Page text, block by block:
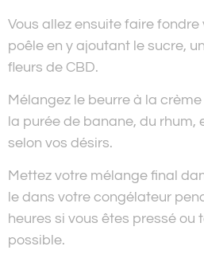
Vous allez ensuite faire
poêle en y ajoutant le sucre,
fleurs de CBD.
Mélangez le beurre à la
la purée de banane, du rhum,
selon vos désirs.
Mettez votre mélange final
le dans votre congélateur
heures si vous êtes pressé ou
possible.